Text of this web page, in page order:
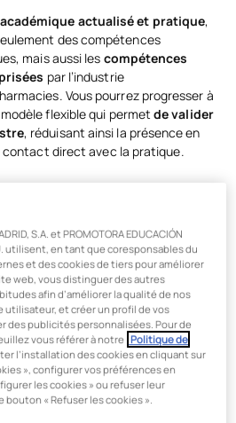
actualisé et pratique,
des compétences
mais aussi les compétences
par l’industrie
Vous pourrez progresser à
flexible qui permetde valider
, réduisant ainsi la présence en
contact direct avec la pratique.
la pharmacie en
à l’UAX ?
innovant axésur la
pratiques tant dans
qu’en pharmacie.
conçu pour répondre aux besoins
des matières clés telles que
la biopharmacie, la
pharmacie, ainsi que des
S.A. et PROMOTORA EDUCACIÓN
utilisent, en tant que coresponsables du
et des cookies de tiers pour améliorer
web, vous distinguer des autres
afin d’améliorer la qualité de nos
et créer un profil de vos
des publicités personnalisées. Pour de
vous référer à notre Politique de
l’installation des cookies en cliquant sur
», configurer vos préférences en
les cookies » ou refuser leur
« Refuser les cookies ».